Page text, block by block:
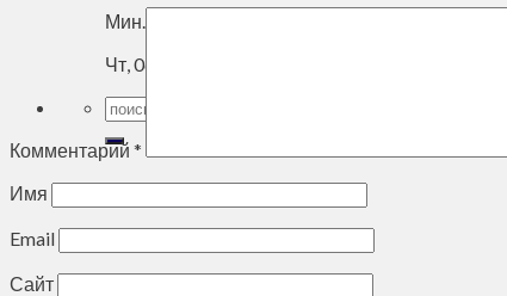
Мин.:
Чт, 06.08.2026
Комментарий *
Имя
Email
Сайт